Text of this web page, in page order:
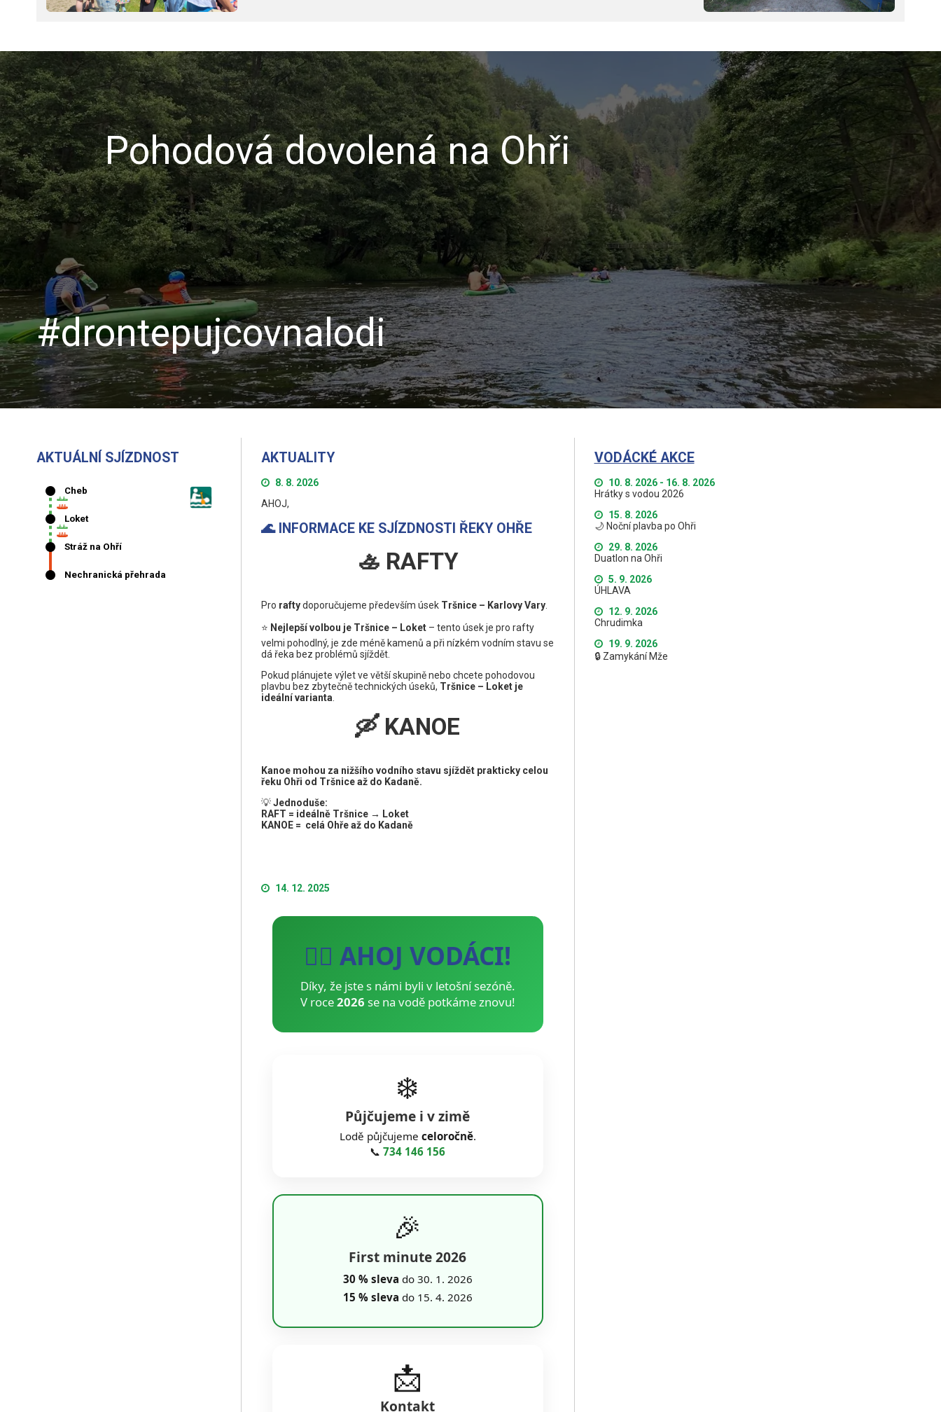
Pohodová dovolená na Ohři
#drontepujcovnalodi
AKTUÁLNÍ SJÍZDNOST AKTUALITY
8. 8. 2026
AHOJ,
🌊 INFORMACE KE SJÍZDNOSTI ŘEKY OHŘE
🚣 RAFTY
Pro raftydoporučujeme především úsek Tršnice – Karlovy Vary
⭐ Nejlepší volbou je Tršnice – Loket – tento úsek je pro rafty
velmi pohodlný, je zde méně kamenů a při nízkém vodním stavu se
dá řeka bez problémů sjíždět.
Pokud plánujete výlet ve větší skupině nebo chcete pohodovou
plavbu bez zbytečně technických úseků, Tršnice – Loket je
ideální varianta
🛶 KANOE
Kanoe mohou za nižšího vodního stavu sjíždět prakticky celou
řeku Ohři od Tršnice až do Kadaně.
💡Jednoduše:
RAFT = ideálně Tršnice → Loket
KANOE = celá Ohře až do Kadaně
14. 12. 2025
🚣‍♂️ AHOJ VODÁCI!
Díky, že jste s námi byli v letošní sezóně.
V roce2026 se na vodě potkáme znovu!
❄️
Půjčujeme i v zimě
Lodě půjčujeme celoročně.
📞734 146 156
🎉
First minute 2026
30 % sleva do 30. 1. 2026
15 % sleva do 15. 4. 2026
📩
Kontakt
VODÁCKÉ AKCE
10. 8. 2026 - 16. 8. 2026
Hrátky s vodou 2026
15. 8. 2026
🌙 Noční plavba po Ohři
29. 8. 2026
Duatlon na Ohři
5. 9. 2026
ÚHLAVA
12. 9. 2026
Chrudimka
19. 9. 2026
🔒 Zamykání Mže